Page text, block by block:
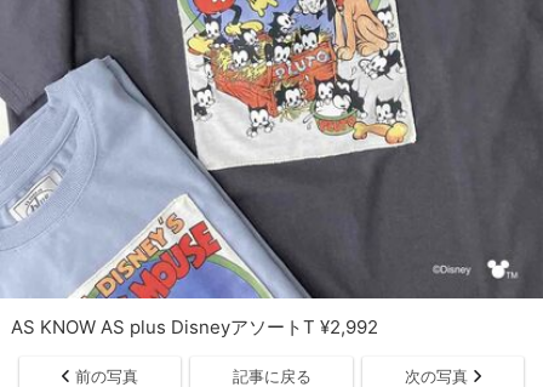
AS KNOW AS plus DisneyアソートT ¥2,992
前の写真 記事に戻る 次の写真